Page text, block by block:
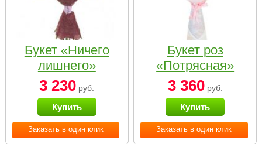
Заказать в один клик
Букет «Ничего
лишнего»
3 230 руб.
Купить
Заказать в один клик
Букет роз
«Потрясная»
3 360руб.
Купить